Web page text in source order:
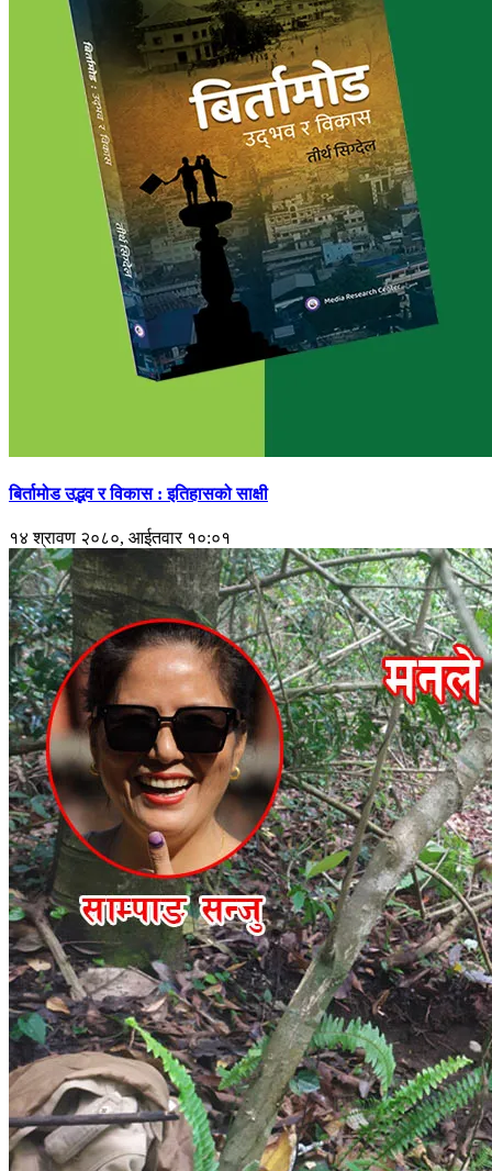
बिर्तामोड उद्भव र विकास : इतिहासको साक्षी
१४ श्रावण २०८०, आईतवार १०:०१